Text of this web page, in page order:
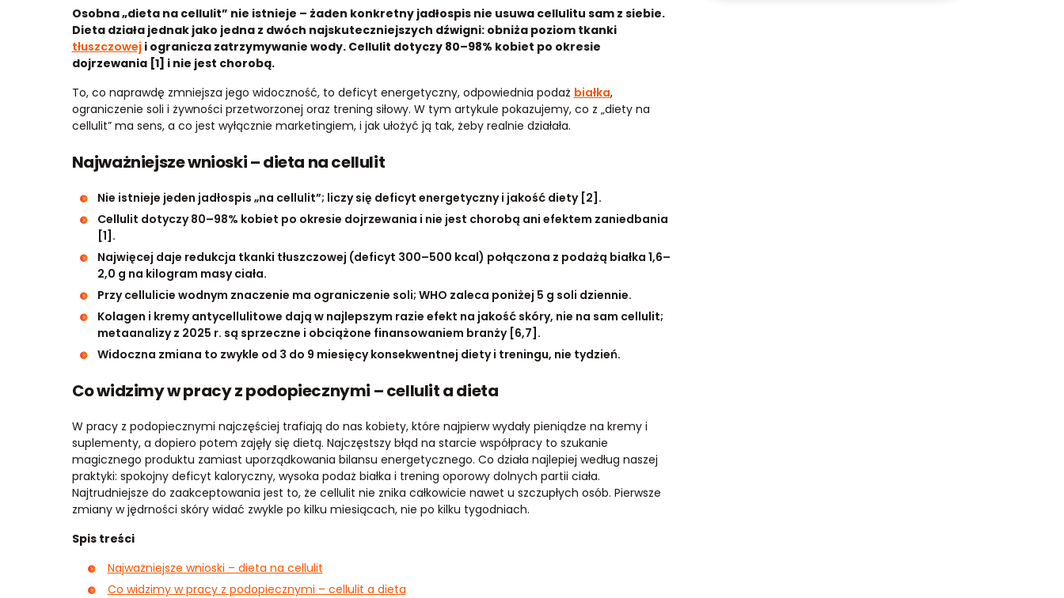
Osobna „dieta na cellulit” nie istnieje – żaden konkretny jadłospis nie usuwa cellulitu sam z siebie.
Dieta działa jednak jako jedna z dwóch najskuteczniejszych dźwigni: obniża poziom tkanki
tłuszczowej i ogranicza zatrzymywanie wody. Cellulit dotyczy 80–98% kobiet po okresie
dojrzewania [1] i nie jest chorobą.
To, co naprawdę zmniejsza jego widoczność, to deficyt energetyczny, odpowiednia podaż białka,
ograniczenie soli i żywności przetworzonej oraz trening siłowy. W tym artykule pokazujemy, co z „diety na
cellulit” ma sens, a co jest wyłącznie marketingiem, i jak ułożyć ją tak, żeby realnie działała.
Najważniejsze wnioski – dieta na cellulit
Nie istnieje jeden jadłospis „na cellulit”; liczy się deficyt energetyczny i jakość diety [2].
Cellulit dotyczy 80–98% kobiet po okresie dojrzewania i nie jest chorobą ani efektem zaniedbania
[1].
Najwięcej daje redukcja tkanki tłuszczowej (deficyt 300–500 kcal) połączona z podażą białka 1,6–
2,0 g na kilogram masy ciała.
Przy cellulicie wodnym znaczenie ma ograniczenie soli; WHO zaleca poniżej 5 g soli dziennie.
Kolagen i kremy antycellulitowe dają w najlepszym razie efekt na jakość skóry, nie na sam cellulit;
metaanalizy z 2025 r. są sprzeczne i obciążone finansowaniem branży [6,7].
Widoczna zmiana to zwykle od 3 do 9 miesięcy konsekwentnej diety i treningu, nie tydzień.
Co widzimy w pracy z podopiecznymi – cellulit a dieta
W pracy z podopiecznymi najczęściej trafiają do nas kobiety, które najpierw wydały pieniądze na kremy i
suplementy, a dopiero potem zajęły się dietą. Najczęstszy błąd na starcie współpracy to szukanie
magicznego produktu zamiast uporządkowania bilansu energetycznego. Co działa najlepiej według naszej
praktyki: spokojny deficyt kaloryczny, wysoka podaż białka i trening oporowy dolnych partii ciała.
Najtrudniejsze do zaakceptowania jest to, że cellulit nie znika całkowicie nawet u szczupłych osób. Pierwsze
zmiany w jędrności skóry widać zwykle po kilku miesiącach, nie po kilku tygodniach.
Spis treści
Najważniejsze wnioski – dieta na cellulit
Co widzimy w pracy z podopiecznymi – cellulit a dieta